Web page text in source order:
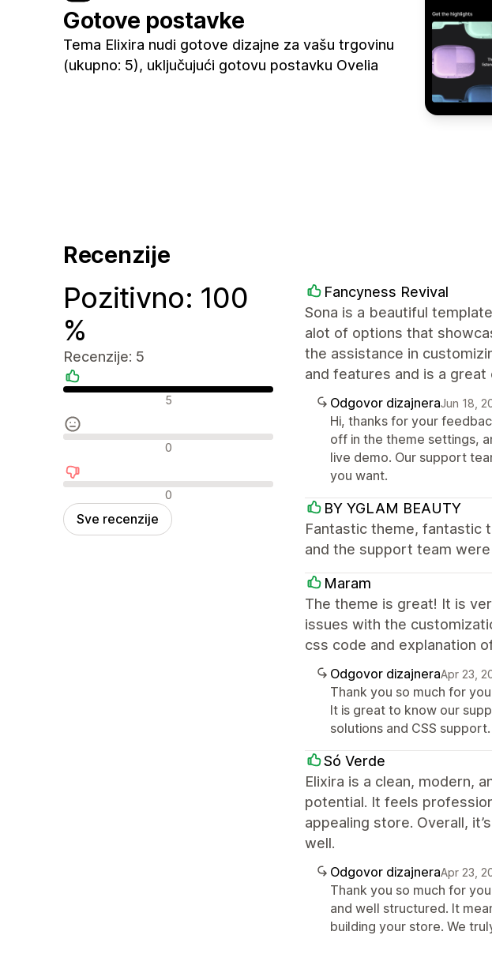
Gotove postavke
Tema Elixira nudi gotove dizajne za vašu trgovinu
(ukupno: 5), uključujući gotovu postavku Ovelia
Recenzije
Pozitivno: 100
%
Recenzije: 5
Pozitivne recenzije
5
Neutralne recenzije
0
Negativne recenzije
0
Sve recenzije
Fancyness Revival
Sona is a beautiful
alot of options that
the assistance in
and features and is a
Odgovor dizajneraJun 18,
Hi, thanks for your
off in the theme settings,
live demo. Our support
you want.
BY YGLAM BEAUTY
Fantastic theme, fantastic
and the support team were
Maram
The theme is great! It is
issues with the
css code and explanation
Odgovor dizajneraApr 23,
Thank you so much for
It is great to know our
solutions and CSS
Só Verde
Elixira is a clean, modern,
potential. It feels
appealing store. Overall,
well.
Odgovor dizajneraApr 23,
Thank you so much for
and well structured. It
building your store. We